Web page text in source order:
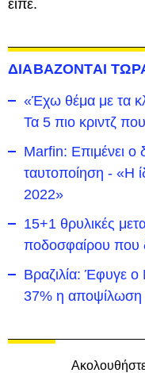
είπε.
ΔΙΑΒΑΖΟΝΤΑΙ
«Έχω θέμα με τα
Τα 5 πιο κριντζ
Marfin: Επιμένει ο
ταυτοποίηση - «Η
2022»
15+1 θρυλικές
ποδοσφαίρου που
Βραζιλία: Έφυγε
37% η αποψίλωση